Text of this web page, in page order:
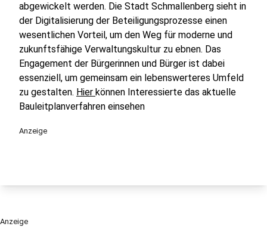
abgewickelt werden. Die Stadt Schmallenberg sieht in
der Digitalisierung der Beteiligungsprozesse einen
wesentlichen Vorteil, um den Weg für moderne und
zukunftsfähige Verwaltungskultur zu ebnen. Das
Engagement der Bürgerinnen und Bürger ist dabei
essenziell, um gemeinsam ein lebenswerteres Umfeld
zu gestalten. Hier können Interessierte das aktuelle
Bauleitplanverfahren einsehen
Anzeige
Anzeige